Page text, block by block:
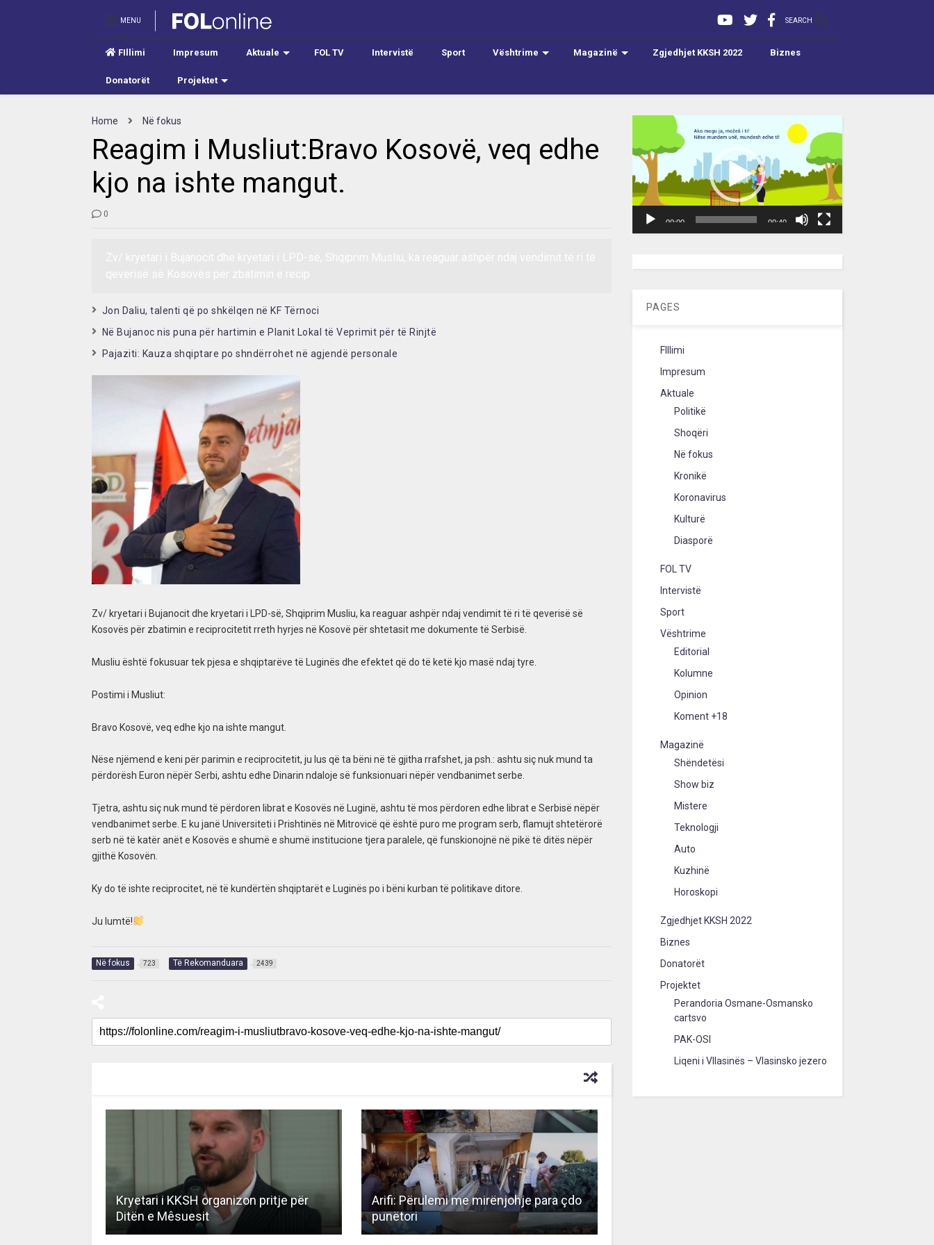
MENU SEARCH
FIllimi Impresum Aktuale FOL TV Intervistë Sport Vështrime Magazinë Zgjedhjet KKSH 2022 Biznes
Donatorët Projektet
Home Në fokus
Reagim i Musliut:Bravo Kosovë, veq edhe
kjo na ishte mangut.
0
Jon Daliu, talenti që po shkëlqen në KF Tërnoci
Në Bujanoc nis puna për hartimin e Planit Lokal të Veprimit për të Rinjtë
Pajaziti: Kauza shqiptare po shndërrohet në agjendë personale
Zv/ kryetari i Bujanocit dhe kryetari i LPD-së, Shqiprim Musliu, ka reaguar ashpër ndaj vendimit të ri të qeverisë së
Kosovës për zbatimin e reciprocitetit rreth hyrjes në Kosovë për shtetasit me dokumente të Serbisë.
Musliu është fokusuar tek pjesa e shqiptarëve të Luginës dhe efektet që do të ketë kjo masë ndaj tyre.
Postimi i Musliut:
Bravo Kosovë, veq edhe kjo na ishte mangut.
Nëse njëmend e keni për parimin e reciprocitetit, ju lus që ta bëni në të gjitha rrafshet, ja psh.: ashtu siç nuk mund ta
përdorësh Euron nëpër Serbi, ashtu edhe Dinarin ndaloje së funksionuari nëpër vendbanimet serbe.
Tjetra, ashtu siç nuk mund të përdoren librat e Kosovës në Luginë, ashtu të mos përdoren edhe librat e Serbisë nëpër
vendbanimet serbe. E ku janë Universiteti i Prishtinës në Mitrovicë që është puro me program serb, flamujt shtetërorë
serb në të katër anët e Kosovës e shumë e shumë institucione tjera paralele, që funskionojnë në pikë të ditës nëpër
gjithë Kosovën.
Ky do të ishte reciprocitet, në të kundërtën shqiptarët e Luginës po i bëni kurban të politikave ditore.
Ju lumtë!
Në fokus 723 Të Rekomanduara 2439
Kryetari i KKSH organizon pritje për
Ditën e Mêsuesit
Arifi: Përulemi me mirënjohje para çdo
punëtori
00:00 00:40
PAGES
FIllimi
Impresum
Aktuale
Politikë
Shoqëri
Në fokus
Kronikë
Koronavirus
Kulturë
Diasporë
FOL TV
Intervistë
Sport
Vështrime
Editorial
Kolumne
Opinion
Koment +18
Magazinë
Shëndetësi
Show biz
Mistere
Teknologji
Auto
Kuzhinë
Horoskopi
Zgjedhjet KKSH 2022
Biznes
Donatorët
Projektet
Perandoria Osmane-Osmansko
cartsvo
PAK-OSI
Liqeni i Vllasinës – Vlasinsko jezero